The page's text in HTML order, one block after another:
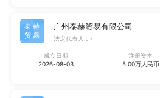
泰赫
贸易
广州泰赫贸易有限公司
法定代表人： -
成立日期
2026-08-03
注册资本
5.00万人民币